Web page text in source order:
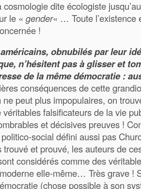
dite écologiste
le « gender« … Toute l’existence
!
obnubilés par leur
n’hésitent pas à glisser et
de la même démocratie :
conséquences de cette
peut plus impopulaires, on
falsificateurs de la vie
et décisives preuves !
social défini aussi pas
trouvé et prouvé, les auteurs de
considérés comme des
elle-même… Très grave !
(chose possible à son